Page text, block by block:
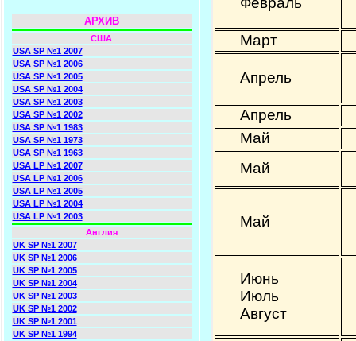
АРХИВ
США
USA SP №1 2007
USA SP №1 2006
USA SP №1 2005
USA SP №1 2004
USA SP №1 2003
USA SP №1 2002
USA SP №1 1983
USA SP №1 1973
USA SP №1 1963
USA LP №1 2007
USA LP №1 2006
USA LP №1 2005
USA LP №1 2004
USA LP №1 2003
Англия
UK SP №1 2007
UK SP №1 2006
UK SP №1 2005
UK SP №1 2004
UK SP №1 2003
UK SP №1 2002
UK SP №1 2001
UK SP №1 1994
Март
Апрель
Апрель
Май
Май
Май
Июнь
Июль
Август